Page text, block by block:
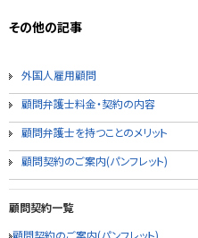
その他の記事
外国人雇用顧問
顧問弁護士料金・契約の内容
顧問弁護士を持つことのメリット
顧問契約のご案内(パンフレット)
顧問契約一覧
顧問契約のご案内(パンフレット)